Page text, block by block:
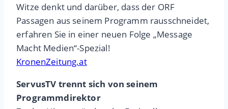
Witze denkt und darüber, dass der ORF
Passagen aus seinem Programm rausschneidet,
erfahren Sie in einer neuen Folge „Message
Macht Medien“-Spezial!
KronenZeitung.at
ServusTV trennt sich von seinem
Programmdirektor